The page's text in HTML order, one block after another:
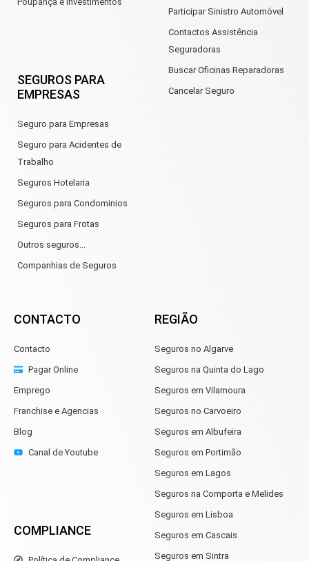
SEGUROS PARA
EMPRESAS
Seguro para Empresas
Seguro para Acidentes de
Trabalho
Seguros Hotelaria
Seguros para Condominios
Seguros para Frotas
Outros seguros...
Companhias de Seguros
Participar Sinistro Automóvel
Contactos Assistência
Seguradoras
Buscar Oficinas Reparadoras
Cancelar Seguro
CONTACTO
Contacto
Pagar Online
Emprego
Franchise e Agencias
Blog
Canal de Youtube
COMPLIANCE
REGIÃO
Seguros no Algarve
Seguros na Quinta do Lago
Seguros em Vilamoura
Seguros no Carvoeiro
Seguros em Albufeira
Seguros em Portimão
Seguros em Lagos
Seguros na Comporta e Melides
Seguros em Lisboa
Seguros em Cascais
Seguros em Sintra